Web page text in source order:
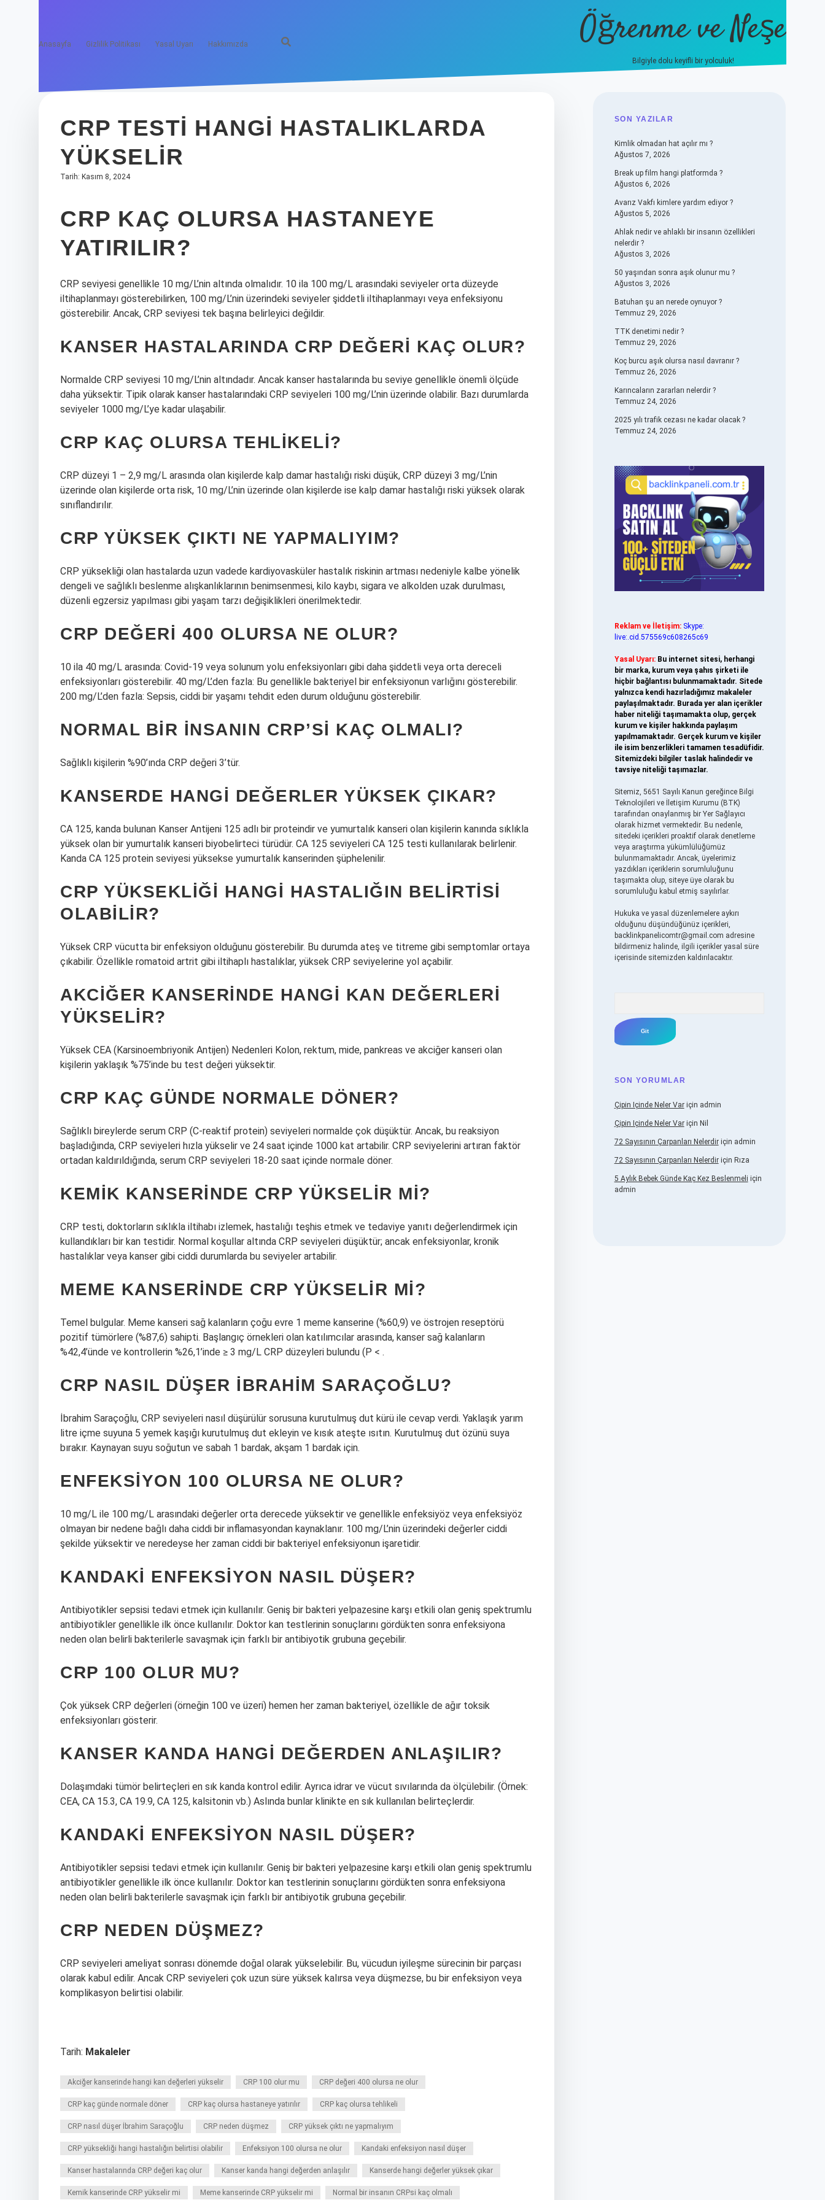
Anasayfa Gizlilik Politikası Yasal Uyarı Hakkımızda Öğrenme ve Neşe
Bilgiyle dolu keyifli bir yolculuk!
CRP TESTI HANGI HASTALIKLARDA
YÜKSELIR
Tarih: Kasım 8, 2024
CRP KAÇ OLURSA HASTANEYE
YATIRILIR?
CRP seviyesi genellikle 10 mg/L’nin altında olmalıdır. 10 ila 100 mg/L arasındaki seviyeler orta düzeyde
iltihaplanmayı gösterebilirken, 100 mg/L’nin üzerindeki seviyeler şiddetli iltihaplanmayı veya enfeksiyonu
gösterebilir. Ancak, CRP seviyesi tek başına belirleyici değildir.
KANSER HASTALARINDA CRP DEĞERI KAÇ OLUR?
Normalde CRP seviyesi 10 mg/L’nin altındadır. Ancak kanser hastalarında bu seviye genellikle önemli ölçüde
daha yüksektir. Tipik olarak kanser hastalarındaki CRP seviyeleri 100 mg/L’nin üzerinde olabilir. Bazı durumlarda
seviyeler 1000 mg/L’ye kadar ulaşabilir.
CRP KAÇ OLURSA TEHLIKELI?
CRP düzeyi 1 – 2,9 mg/L arasında olan kişilerde kalp damar hastalığı riski düşük, CRP düzeyi 3 mg/L’nin
üzerinde olan kişilerde orta risk, 10 mg/L’nin üzerinde olan kişilerde ise kalp damar hastalığı riski yüksek olarak
sınıflandırılır.
CRP YÜKSEK ÇIKTI NE YAPMALIYIM?
CRP yüksekliği olan hastalarda uzun vadede kardiyovasküler hastalık riskinin artması nedeniyle kalbe yönelik
dengeli ve sağlıklı beslenme alışkanlıklarının benimsenmesi, kilo kaybı, sigara ve alkolden uzak durulması,
düzenli egzersiz yapılması gibi yaşam tarzı değişiklikleri önerilmektedir.
CRP DEĞERI 400 OLURSA NE OLUR?
10 ila 40 mg/L arasında: Covid-19 veya solunum yolu enfeksiyonları gibi daha şiddetli veya orta dereceli
enfeksiyonları gösterebilir. 40 mg/L’den fazla: Bu genellikle bakteriyel bir enfeksiyonun varlığını gösterebilir.
200 mg/L’den fazla: Sepsis, ciddi bir yaşamı tehdit eden durum olduğunu gösterebilir.
NORMAL BIR INSANIN CRP’SI KAÇ OLMALI?
Sağlıklı kişilerin %90’ında CRP değeri 3’tür.
KANSERDE HANGI DEĞERLER YÜKSEK ÇIKAR?
CA 125, kanda bulunan Kanser Antijeni 125 adlı bir proteindir ve yumurtalık kanseri olan kişilerin kanında sıklıkla
yüksek olan bir yumurtalık kanseri biyobelirteci türüdür. CA 125 seviyeleri CA 125 testi kullanılarak belirlenir.
Kanda CA 125 protein seviyesi yüksekse yumurtalık kanserinden şüphelenilir.
CRP YÜKSEKLIĞI HANGI HASTALIĞIN BELIRTISI
OLABILIR?
Yüksek CRP vücutta bir enfeksiyon olduğunu gösterebilir. Bu durumda ateş ve titreme gibi semptomlar ortaya
çıkabilir. Özellikle romatoid artrit gibi iltihaplı hastalıklar, yüksek CRP seviyelerine yol açabilir.
AKCIĞER KANSERINDE HANGI KAN DEĞERLERI
YÜKSELIR?
Yüksek CEA (Karsinoembriyonik Antijen) Nedenleri Kolon, rektum, mide, pankreas ve akciğer kanseri olan
kişilerin yaklaşık %75’inde bu test değeri yüksektir.
CRP KAÇ GÜNDE NORMALE DÖNER?
Sağlıklı bireylerde serum CRP (C-reaktif protein) seviyeleri normalde çok düşüktür. Ancak, bu reaksiyon
başladığında, CRP seviyeleri hızla yükselir ve 24 saat içinde 1000 kat artabilir. CRP seviyelerini artıran faktör
ortadan kaldırıldığında, serum CRP seviyeleri 18-20 saat içinde normale döner.
KEMIK KANSERINDE CRP YÜKSELIR MI?
CRP testi, doktorların sıklıkla iltihabı izlemek, hastalığı teşhis etmek ve tedaviye yanıtı değerlendirmek için
kullandıkları bir kan testidir. Normal koşullar altında CRP seviyeleri düşüktür; ancak enfeksiyonlar, kronik
hastalıklar veya kanser gibi ciddi durumlarda bu seviyeler artabilir.
MEME KANSERINDE CRP YÜKSELIR MI?
Temel bulgular. Meme kanseri sağ kalanların çoğu evre 1 meme kanserine (%60,9) ve östrojen reseptörü
pozitif tümörlere (%87,6) sahipti. Başlangıç ​​örnekleri olan katılımcılar arasında, kanser sağ kalanların
%42,4’ünde ve kontrollerin %26,1’inde ≥ 3 mg/L CRP düzeyleri bulundu (P < .
CRP NASIL DÜŞER İBRAHIM SARAÇOĞLU?
İbrahim Saraçoğlu, CRP seviyeleri nasıl düşürülür sorusuna kurutulmuş dut kürü ile cevap verdi. Yaklaşık yarım
litre içme suyuna 5 yemek kaşığı kurutulmuş dut ekleyin ve kısık ateşte ısıtın. Kurutulmuş dut özünü suya
bırakır. Kaynayan suyu soğutun ve sabah 1 bardak, akşam 1 bardak için.
ENFEKSIYON 100 OLURSA NE OLUR?
10 mg/L ile 100 mg/L arasındaki değerler orta derecede yüksektir ve genellikle enfeksiyöz veya enfeksiyöz
olmayan bir nedene bağlı daha ciddi bir inflamasyondan kaynaklanır. 100 mg/L’nin üzerindeki değerler ciddi
şekilde yüksektir ve neredeyse her zaman ciddi bir bakteriyel enfeksiyonun işaretidir.
KANDAKI ENFEKSIYON NASIL DÜŞER?
Antibiyotikler sepsisi tedavi etmek için kullanılır. Geniş bir bakteri yelpazesine karşı etkili olan geniş spektrumlu
antibiyotikler genellikle ilk önce kullanılır. Doktor kan testlerinin sonuçlarını gördükten sonra enfeksiyona
neden olan belirli bakterilerle savaşmak için farklı bir antibiyotik grubuna geçebilir.
CRP 100 OLUR MU?
Çok yüksek CRP değerleri (örneğin 100 ve üzeri) hemen her zaman bakteriyel, özellikle de ağır toksik
enfeksiyonları gösterir.
KANSER KANDA HANGI DEĞERDEN ANLAŞILIR?
Dolaşımdaki tümör belirteçleri en sık kanda kontrol edilir. Ayrıca idrar ve vücut sıvılarında da ölçülebilir. (Örnek:
CEA, CA 15.3, CA 19.9, CA 125, kalsitonin vb.) Aslında bunlar klinikte en sık kullanılan belirteçlerdir.
KANDAKI ENFEKSIYON NASIL DÜŞER?
Antibiyotikler sepsisi tedavi etmek için kullanılır. Geniş bir bakteri yelpazesine karşı etkili olan geniş spektrumlu
antibiyotikler genellikle ilk önce kullanılır. Doktor kan testlerinin sonuçlarını gördükten sonra enfeksiyona
neden olan belirli bakterilerle savaşmak için farklı bir antibiyotik grubuna geçebilir.
CRP NEDEN DÜŞMEZ?
CRP seviyeleri ameliyat sonrası dönemde doğal olarak yükselebilir. Bu, vücudun iyileşme sürecinin bir parçası
olarak kabul edilir. Ancak CRP seviyeleri çok uzun süre yüksek kalırsa veya düşmezse, bu bir enfeksiyon veya
komplikasyon belirtisi olabilir.
Tarih: Makaleler
Akciğer kanserinde hangi kan değerleri yükselir CRP 100 olur mu CRP değeri 400 olursa ne olur
CRP kaç günde normale döner CRP kaç olursa hastaneye yatırılır CRP kaç olursa tehlikeli
CRP nasıl düşer İbrahim Saraçoğlu CRP neden düşmez CRP yüksek çıktı ne yapmalıyım
CRP yüksekliği hangi hastalığın belirtisi olabilir Enfeksiyon 100 olursa ne olur Kandaki enfeksiyon nasıl düşer
Kanser hastalarında CRP değeri kaç olur Kanser kanda hangi değerden anlaşılır Kanserde hangi değerler yüksek çıkar
Kemik kanserinde CRP yükselir mi Meme kanserinde CRP yükselir mi Normal bir insanın CRPsi kaç olmalı
SIDEBAR
SON YAZILAR
Kimlik olmadan hat açılır mı ?
Ağustos 7, 2026
Break up film hangi platformda ?
Ağustos 6, 2026
Avarız Vakfı kimlere yardım ediyor ?
Ağustos 5, 2026
Ahlak nedir ve ahlaklı bir insanın özellikleri
nelerdir ?
Ağustos 3, 2026
50 yaşından sonra aşık olunur mu ?
Ağustos 3, 2026
Batuhan şu an nerede oynuyor ?
Temmuz 29, 2026
TTK denetimi nedir ?
Temmuz 29, 2026
Koç burcu aşık olursa nasıl davranır ?
Temmuz 26, 2026
Karıncaların zararları nelerdir ?
Temmuz 24, 2026
2025 yılı trafik cezası ne kadar olacak ?
Temmuz 24, 2026
Reklam ve İletişim: Skype:
live:.cid.575569c608265c69
Yasal Uyarı: Bu internet sitesi, herhangi
bir marka, kurum veya şahıs şirketi ile
hiçbir bağlantısı bulunmamaktadır. Sitede
yalnızca kendi hazırladığımız makaleler
paylaşılmaktadır. Burada yer alan içerikler
haber niteliği taşımamakta olup, gerçek
kurum ve kişiler hakkında paylaşım
yapılmamaktadır. Gerçek kurum ve kişiler
ile isim benzerlikleri tamamen tesadüfidir.
Sitemizdeki bilgiler taslak halindedir ve
tavsiye niteliği taşımazlar.
Sitemiz, 5651 Sayılı Kanun gereğince Bilgi
Teknolojileri ve İletişim Kurumu (BTK)
tarafından onaylanmış bir Yer Sağlayıcı
olarak hizmet vermektedir. Bu nedenle,
sitedeki içerikleri proaktif olarak denetleme
veya araştırma yükümlülüğümüz
bulunmamaktadır. Ancak, üyelerimiz
yazdıkları içeriklerin sorumluluğunu
taşımakta olup, siteye üye olarak bu
sorumluluğu kabul etmiş sayılırlar.
Hukuka ve yasal düzenlemelere aykırı
olduğunu düşündüğünüz içerikleri,
backlinkpanelicomtr@gmail.com adresine
bildirmeniz halinde, ilgili içerikler yasal süre
içerisinde sitemizden kaldırılacaktır.
SON YORUMLAR
Çipin Içinde Neler Variçin admin
Çipin Içinde Neler Variçin Nil
72 Sayısının Çarpanları Nelerdiriçin admin
72 Sayısının Çarpanları Nelerdiriçin Rıza
5 Aylık Bebek Günde Kaç Kez Beslenmeli için
admin